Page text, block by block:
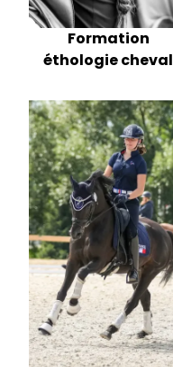
Formation
éthologie cheval